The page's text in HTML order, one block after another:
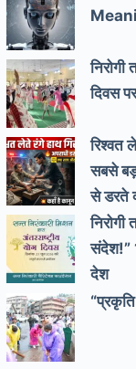
दिवस
रिश्वत
सबसे
से डरते
संदेश!”
देश